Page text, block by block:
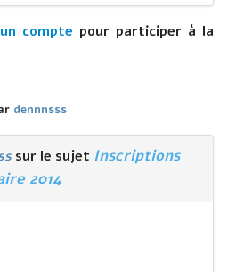
compte pour participer à la
dennnsss
sur le sujet Inscriptions
2014